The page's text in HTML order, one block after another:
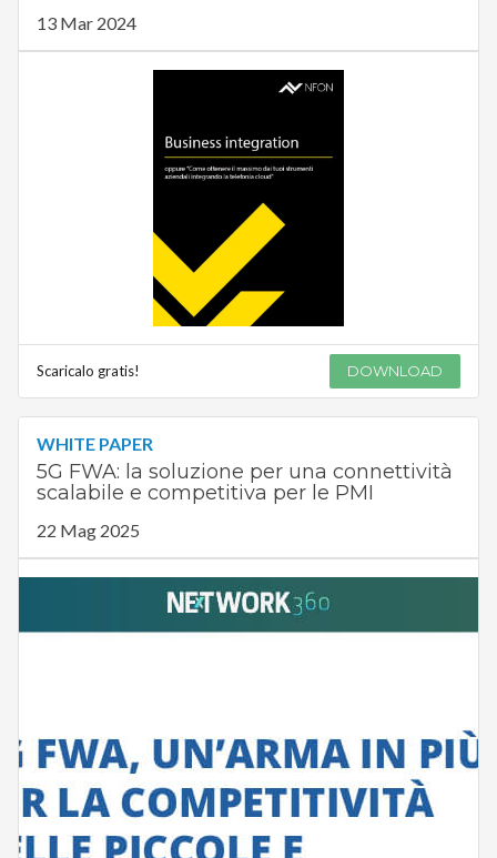
13 Mar 2024
Scaricalo gratis! DOWNLOAD
WHITE PAPER
5G FWA: la soluzione per una connettività
scalabile e competitiva per le PMI
22 Mag 2025